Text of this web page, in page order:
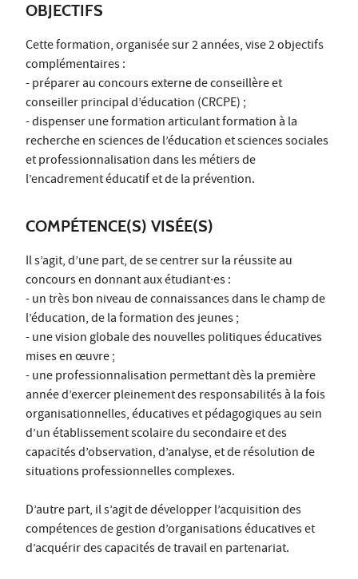
OBJECTIFS
Cette formation, organisée sur 2 années, vise 2 objectifs
complémentaires :
- préparer au concours externe de conseillère et
conseiller principal d’éducation (CRCPE) ;
- dispenser une formation articulant formation à la
recherche en sciences de l’éducation et sciences sociales
et professionnalisation dans les métiers de
l’encadrement éducatif et de la prévention.
COMPÉTENCE(S) VISÉE(S)
Il s’agit, d’une part, de se centrer sur la réussite au
concours en donnant aux étudiant·es :
- un très bon niveau de connaissances dans le champ de
l’éducation, de la formation des jeunes ;
- une vision globale des nouvelles politiques éducatives
mises en œuvre ;
- une professionnalisation permettant dès la première
année d’exercer pleinement des responsabilités à la fois
organisationnelles, éducatives et pédagogiques au sein
d’un établissement scolaire du secondaire et des
capacités d’observation, d’analyse, et de résolution de
situations professionnelles complexes.
D’autre part, il s’agit de développer l’acquisition des
compétences de gestion d’organisations éducatives et
d’acquérir des capacités de travail en partenariat.